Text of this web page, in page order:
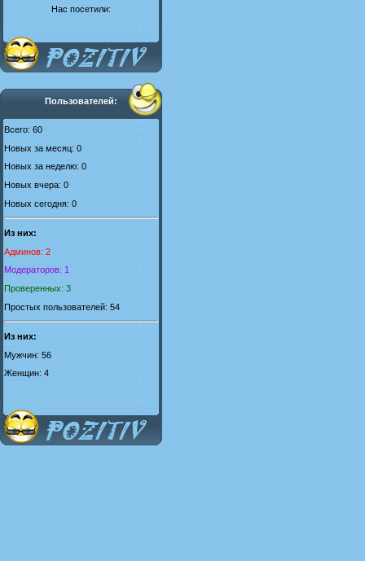
Нас посетили:
Пользователей:
Всего: 60
Новых за месяц: 0
Новых за неделю: 0
Новых вчера: 0
Новых сегодня: 0
Из них:
Админов: 2
Модераторов: 1
Проверенных: 3
Простых пользователей: 54
Из них:
Мужчин: 56
Женщин: 4